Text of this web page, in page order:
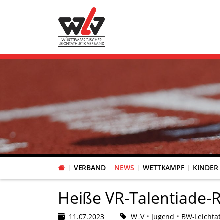
VERBAND NEWS WETTKAMPF
Heiße VR-Talentiade-
11.07.2023 WLV Jugend BW-